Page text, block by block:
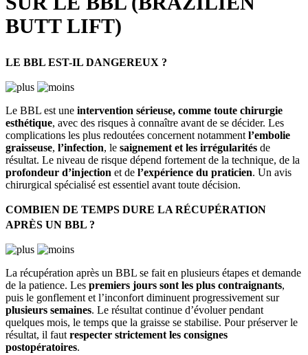
BUTT LIFT)
LE BBL EST-IL DANGEREUX ?
Le BBL est une intervention sérieuse, comme toute chirurgie
esthétique, avec des risques à connaître avant de se décider. Les
complications les plus redoutées concernent notamment l’embolie
graisseuse, l’infection, le saignement et les irrégularités de
résultat. Le niveau de risque dépend fortement de la technique, de la
profondeur d’injection et de l’expérience du praticien. Un avis
chirurgical spécialisé est essentiel avant toute décision.
COMBIEN DE TEMPS DURE LA RÉCUPÉRATION
APRÈS UN BBL ?
La récupération après un BBL se fait en plusieurs étapes et demande
de la patience. Les premiers jours sont les plus contraignants,
puis le gonflement et l’inconfort diminuent progressivement sur
plusieurs semaines. Le résultat continue d’évoluer pendant
quelques mois, le temps que la graisse se stabilise. Pour préserver le
résultat, il faut respecter strictement les consignes
postopératoires.